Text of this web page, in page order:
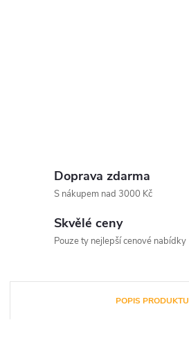
Doprava zdarma
S nákupem nad 3000 Kč
Skvělé ceny
Pouze ty nejlepší cenové nabídky
POPIS PRODUKTU